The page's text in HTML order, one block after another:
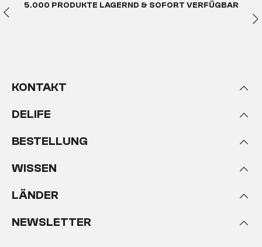
5.000 PRODUKTE LAGERND & SOFORT VERFÜGBAR
KONTAKT
DELIFE
BESTELLUNG
WISSEN
LÄNDER
NEWSLETTER